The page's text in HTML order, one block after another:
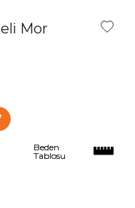
Mor
Beden
Tablosu
Beden
Tablosu